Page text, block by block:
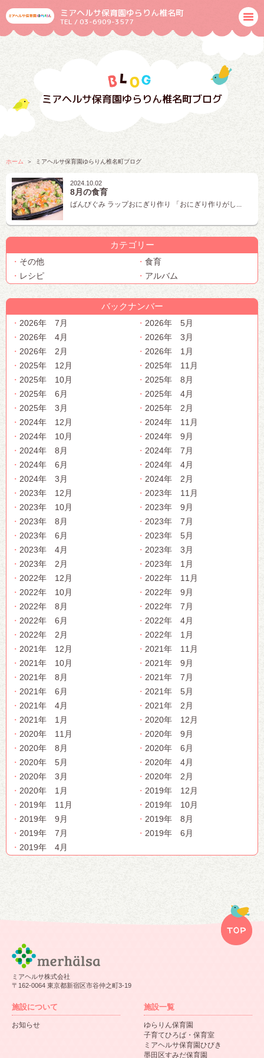
ミアヘルサ保育園ゆらりん椎名町
TEL / 03-6909-3577
ミアヘルサ保育園ゆらりん椎名町ブログ
ホーム ミアヘルサ保育園ゆらりん椎名町ブログ
2024.10.02
8月の食育
ばんびぐみ ラップおにぎり作り 「おにぎり作りがし...
カテゴリー
その他
食育
レシピ
アルバム
バックナンバー
2026年 7月
2026年 5月
2026年 4月
2026年 3月
2026年 2月
2026年 1月
2025年 12月
2025年 11月
2025年 10月
2025年 8月
2025年 6月
2025年 4月
2025年 3月
2025年 2月
2024年 12月
2024年 11月
2024年 10月
2024年 9月
2024年 8月
2024年 7月
2024年 6月
2024年 4月
2024年 3月
2024年 2月
2023年 12月
2023年 11月
2023年 10月
2023年 9月
2023年 8月
2023年 7月
2023年 6月
2023年 5月
2023年 4月
2023年 3月
2023年 2月
2023年 1月
2022年 12月
2022年 11月
2022年 10月
2022年 9月
2022年 8月
2022年 7月
2022年 6月
2022年 4月
2022年 2月
2022年 1月
2021年 12月
2021年 11月
2021年 10月
2021年 9月
2021年 8月
2021年 7月
2021年 6月
2021年 5月
2021年 4月
2021年 2月
2021年 1月
2020年 12月
2020年 11月
2020年 9月
2020年 8月
2020年 6月
2020年 5月
2020年 4月
2020年 3月
2020年 2月
2020年 1月
2019年 12月
2019年 11月
2019年 10月
2019年 9月
2019年 8月
2019年 7月
2019年 6月
2019年 4月
ミアヘルサ株式会社
〒162-0064 東京都新宿区市谷仲之町3-19
施設について
お知らせ
施設一覧
ゆらりん保育園
子育てひろば・保育室
ミアヘルサ保育園ひびき
墨田区すみだ保育園